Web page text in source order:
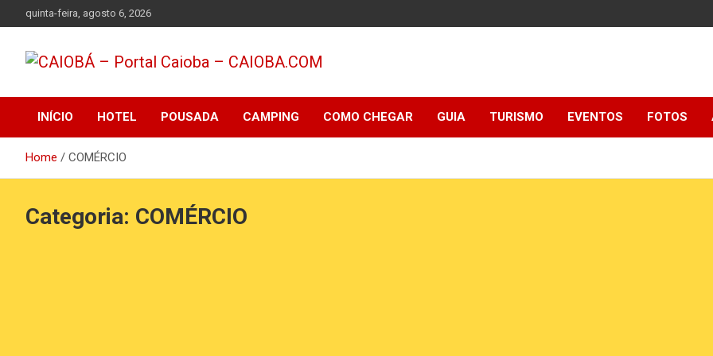
to
quinta-feira, agosto 6, 2026
CAIOBÁ – Portal
Caioba – CAIOBA.COM
restaurantes, lazer, praia de Caiobá
INÍCIO
HOTEL POUSADA CAMPING COMO CHEGAR GUIA TURISMO EVENTOS FOTOS
Home COMÉRCIO
Categoria: COMÉRCIO